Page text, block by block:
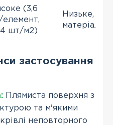
(3,6
елемент,
шт/м2)
Низьке,
матеріал
застосування
Плямиста поверхня з
та м'якими
неповторного